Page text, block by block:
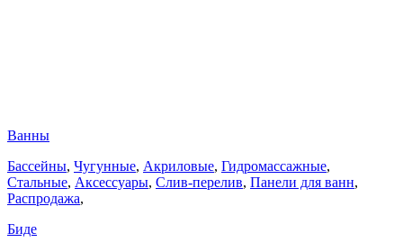
Ванны
Бассейны, Чугунные, Акриловые, Гидромассажные,
Стальные, Аксессуары, Слив-перелив, Панели для ванн,
Распродажа,
Биде